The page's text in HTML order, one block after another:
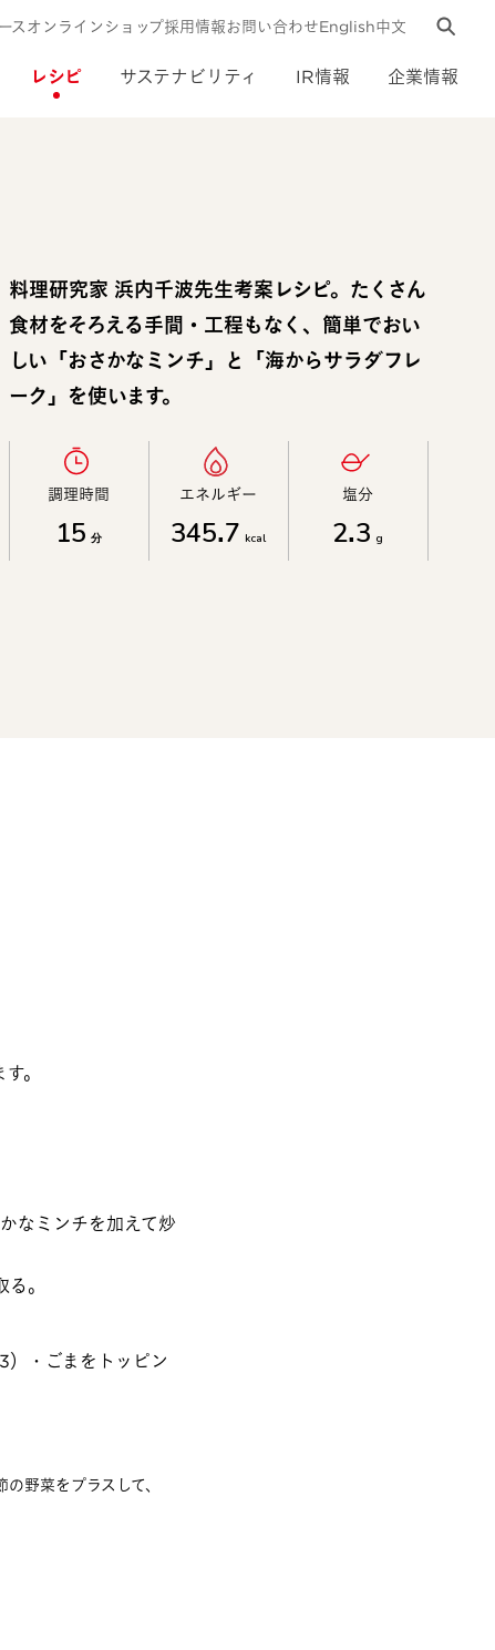
レシピ サステナビリティ IR情報 企業情報
スオンラインショップ採用情報お問い合わせEnglish中文
料理研究家 浜内千波先生考案レシピ。たくさん
食材をそろえる手間・工程もなく、簡単でおい
しい「おさかなミンチ」と「海からサラダフレ
ーク」を使います。
調理時間​
15 分
エネルギー​
345.7 kcal
塩分​
2.3 g
。
なミンチを加えて炒
。
）・ごまをトッピン
野菜をプラスして、